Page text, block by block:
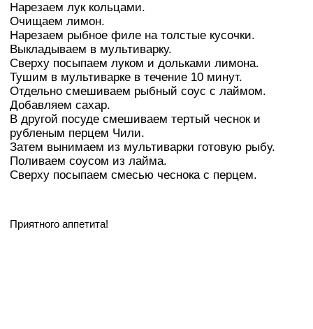
Нарезаем лук кольцами.
Очищаем лимон.
Нарезаем рыбное филе на толстые кусочки.
Выкладываем в мультиварку.
Сверху посыпаем луком и дольками лимона.
Тушим в мультиварке в течение 10 минут.
Отдельно смешиваем рыбный соус с лаймом.
Добавляем сахар.
В другой посуде смешиваем тертый чеснок и
рубленым перцем Чили.
Затем вынимаем из мультиварки готовую рыбу.
Поливаем соусом из лайма.
Сверху посыпаем смесью чеснока с перцем.
Приятного аппетита!